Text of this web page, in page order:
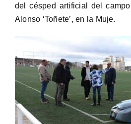
del césped artificial del
Alonso ‘Toñete’, en la Muje.